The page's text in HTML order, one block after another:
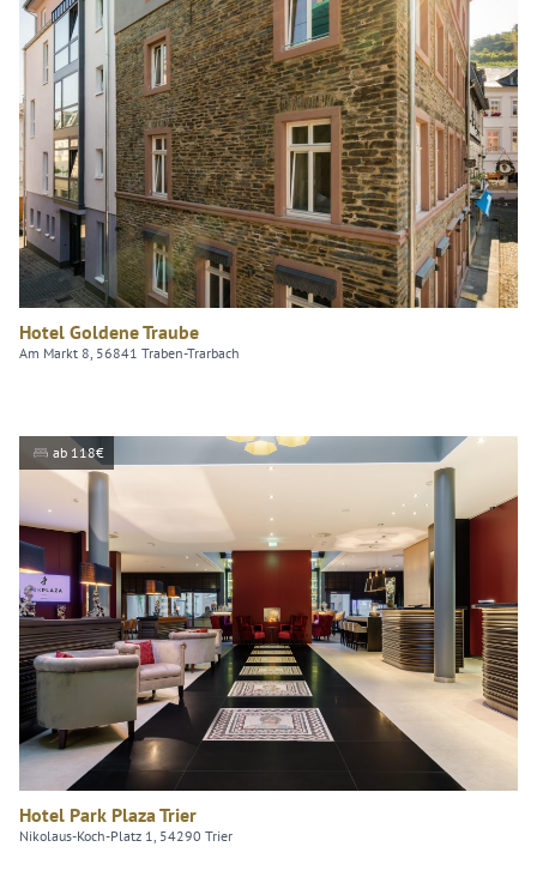
Hotel Goldene Traube
Am Markt 8, 56841 Traben-Trarbach
ab 118€
Hotel Park Plaza Trier
Nikolaus-Koch-Platz 1, 54290 Trier